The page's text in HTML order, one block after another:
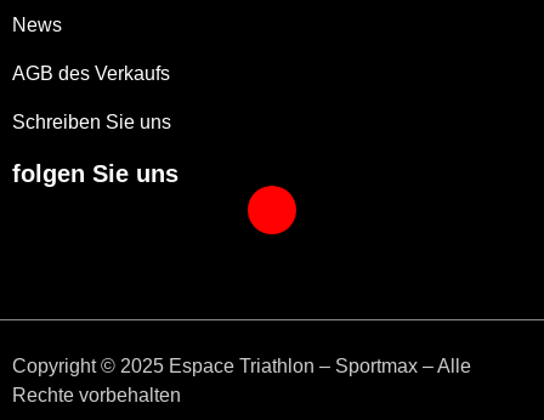
News
AGB des Verkaufs
Schreiben Sie uns
folgen Sie uns
Copyright © 2025 Espace Triathlon – Sportmax – Alle
Rechte vorbehalten